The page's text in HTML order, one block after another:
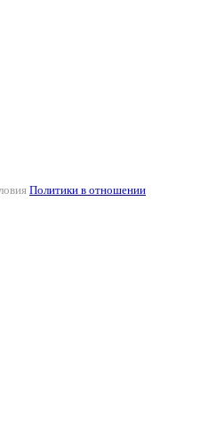
Политики в отношении